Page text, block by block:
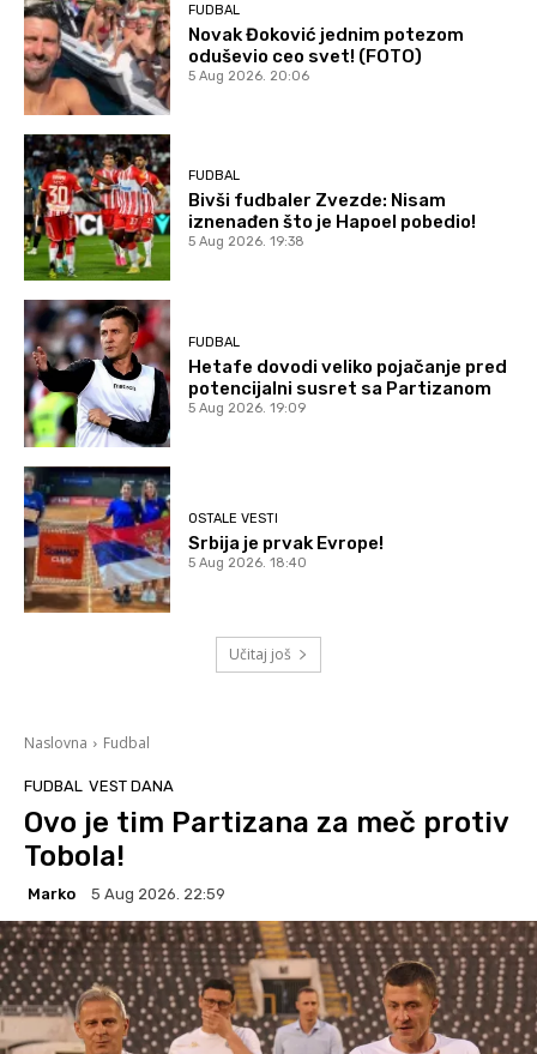
FUDBAL
Novak Đoković jednim potezom
oduševio ceo svet! (FOTO)
5 Aug 2026. 20:06
FUDBAL
Bivši fudbaler Zvezde: Nisam
iznenađen što je Hapoel pobedio!
5 Aug 2026. 19:38
FUDBAL
Hetafe dovodi veliko pojačanje pred
potencijalni susret sa Partizanom
5 Aug 2026. 19:09
OSTALE VESTI
Srbija je prvak Evrope!
5 Aug 2026. 18:40
Učitaj još